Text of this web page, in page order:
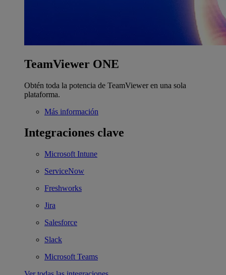
TeamViewer ONE
Obtén toda la potencia de TeamViewer en una sola
plataforma.
Más información
Integraciones clave
Microsoft Intune
ServiceNow
Freshworks
Jira
Salesforce
Slack
Microsoft Teams